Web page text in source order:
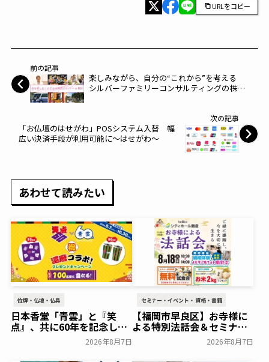
URLをコピー
前の記事
楽しみながら、自分の“これから”を考える
シルバーファミリーコンサルティングの株式
次の記事
「お仏壇のはせがわ」POSシステム入替 幅
広い決済手段が利用可能に～はせがわ～
あわせて読みたい
位牌・仏壇・仏具
日本香堂「青雲」と『笑
点』、共に60年を記念した
初コラボ！オリジナルグッ
ズのプレゼントキャンペー
ンを実施～日本香堂～
2026年8月7日
セミナー・イベント・資格・書籍
【福岡市早良区】お寺様に
よる特別法話会＆セミナー
特典「無料試食会」を8月
18日(月)にシティホール飯
倉にて開催！～ベルコ～
2026年8月7日